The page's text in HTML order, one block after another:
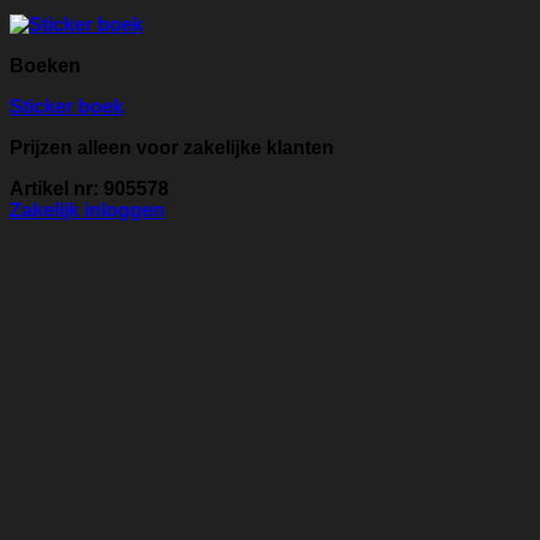
Boeken
Sticker boek
Prijzen alleen voor zakelijke klanten
Artikel nr: 905578
Zakelijk inloggen